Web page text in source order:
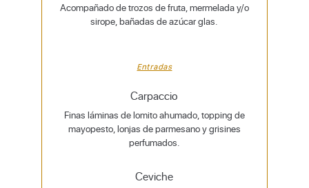
Acompañado de trozos de fruta, mermelada y/o
sirope, bañadas de azúcar glas.
Entradas
Carpaccio
Finas láminas de lomito ahumado, topping de
mayopesto, lonjas de parmesano y grisines
perfumados.
Ceviche